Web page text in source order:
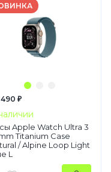
₽
Apple Watch Ultra 3
Titanium Case
/ Alpine Loop Light
L